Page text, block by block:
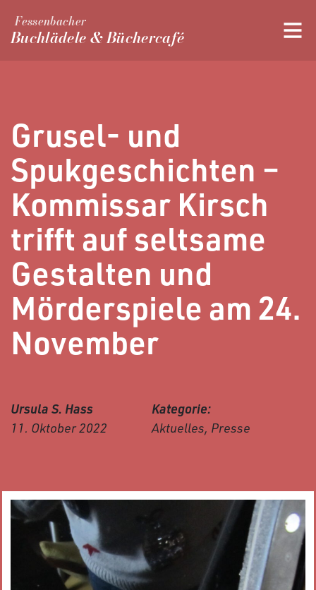
Fessenbacher
Buchlädele & Büchercafé
Grusel- und
Spukgeschichten –
Kommissar Kirsch
trifft auf seltsame
Gestalten und
Mörderspiele am 24.
November
Ursula S. Hass
11. Oktober 2022
Kategorie:
Aktuelles, Presse